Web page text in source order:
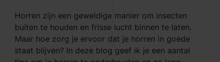
Horren zijn een geweldige manier om insecten
buiten te houden en frisse lucht binnen te laten.
Maar hoe zorg je ervoor dat je horren in goede
staat blijven? In deze blog geef ik je een aantal